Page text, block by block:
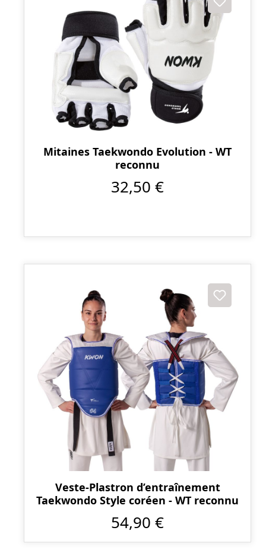
Mitaines Taekwondo Evolution - WT
reconnu
32,50 €
Veste-Plastron d’entraînement
Taekwondo Style coréen - WT reconnu
54,90 €